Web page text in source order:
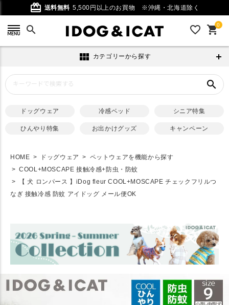
card_giftcard 送料無料 5,500円以上のお買物 ※沖縄・北海道除く
search favorite_outline 0
shopping_cart
view_module カテゴリーから探す
search
ドッグウェア 冷感ベッド シニア特集
ひんやり特集 お出かけグッズ キャンペーン
HOME ドッグウェア
ペットウェアを機能から探す
COOL+MOSCAPE 接触冷感+防虫・防蚊
【 犬 ロンパース 】iDog fleur COOL+MOSCAPE チェックフリルつ
なぎ 接触冷感 防蚊 アイドッグ メール便OK